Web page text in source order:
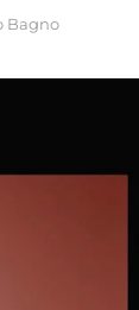
Bagno